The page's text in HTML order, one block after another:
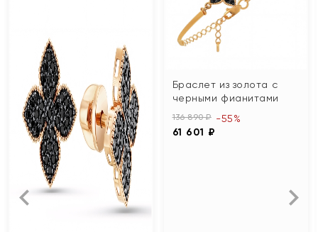
Браслет из золота с
черными фианитами
136 890 ₽
61 601 ₽
-55%